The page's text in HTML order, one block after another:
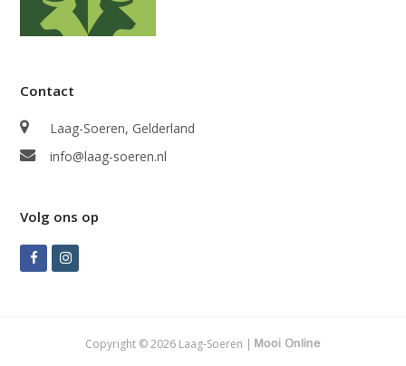
Contact
Laag-Soeren, Gelderland
info@laag-soeren.nl
Volg ons op
FacebookInstagram
Copyright © 2026 Laag-Soeren |